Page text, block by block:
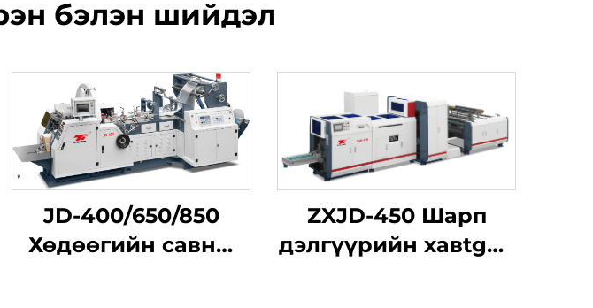
бэлэн шийдэл
JD-400/650/850
Хөдөөгийн савны
ZXJD-450 Шарп
дэлгүүрийн хавtgай